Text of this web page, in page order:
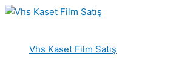
İçeriğe
Vhs Kaset Film Satış